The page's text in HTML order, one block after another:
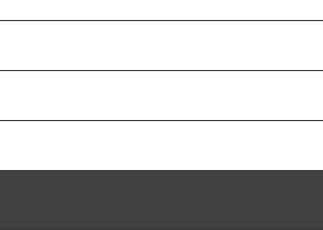
前非常有名的流行歌曲
咖啡即可找到